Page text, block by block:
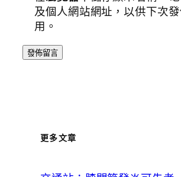
及個人網站網址，以供下次
用。
更多文章